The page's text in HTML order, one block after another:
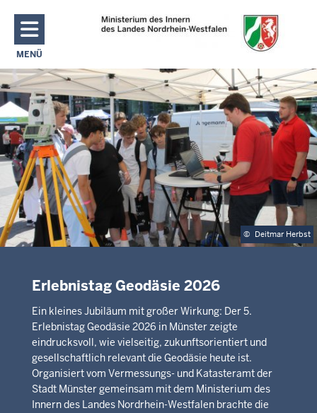
Direkt zum Inhalt
MENÜ
NAVIGATION AKTIVIEREN/DEAKTIVIEREN: MAIN MENU
© Deitmar Herbst
Erlebnistag Geodäsie 2026
Ein kleines Jubiläum mit großer Wirkung: Der 5.
Erlebnistag Geodäsie 2026 in Münster zeigte
eindrucksvoll, wie vielseitig, zukunftsorientiert und
gesellschaftlich relevant die Geodäsie heute ist.
Organisiert vom Vermessungs- und Katasteramt der
Stadt Münster gemeinsam mit dem Ministerium des
Innern des Landes Nordrhein-Westfalen brachte die